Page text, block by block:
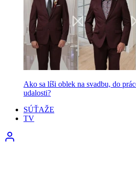
Ako sa líši oblek na svadbu, do
udalosti?
SÚŤAŽE
TV